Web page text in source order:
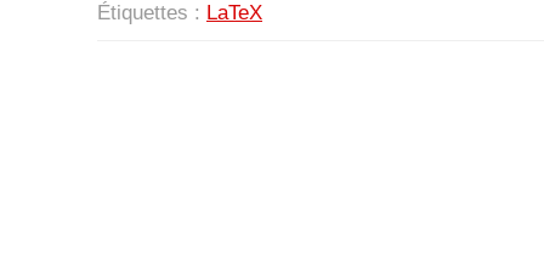
Étiquettes : LaTeX